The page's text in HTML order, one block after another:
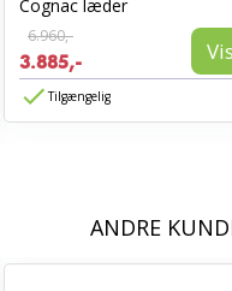
Cognac læder
6.960,-
3.885,- Vis
Tilgængelig
ANDRE